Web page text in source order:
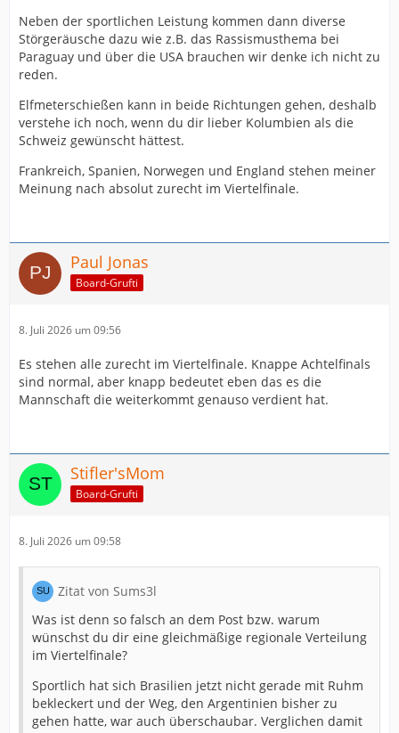
Neben der sportlichen Leistung kommen dann diverse
Störgeräusche dazu wie z.B. das Rassismusthema bei
Paraguay und über die USA brauchen wir denke ich nicht zu
reden.
Elfmeterschießen kann in beide Richtungen gehen, deshalb
verstehe ich noch, wenn du dir lieber Kolumbien als die
Schweiz gewünscht hättest.
Frankreich, Spanien, Norwegen und England stehen meiner
Meinung nach absolut zurecht im Viertelfinale.
Paul Jonas
Board-Grufti
8. Juli 2026 um 09:56
Es stehen alle zurecht im Viertelfinale. Knappe Achtelfinals
sind normal, aber knapp bedeutet eben das es die
Mannschaft die weiterkommt genauso verdient hat.
Stifler'sMom
Board-Grufti
8. Juli 2026 um 09:58
Zitat von Sums3l
Was ist denn so falsch an dem Post bzw. warum
wünschst du dir eine gleichmäßige regionale Verteilung
im Viertelfinale?
Sportlich hat sich Brasilien jetzt nicht gerade mit Ruhm
bekleckert und der Weg, den Argentinien bisher zu
gehen hatte, war auch überschaubar. Verglichen damit